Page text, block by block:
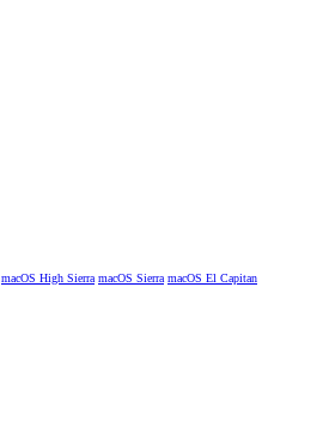
macOS High Sierra macOS Sierra macOS El Capitan